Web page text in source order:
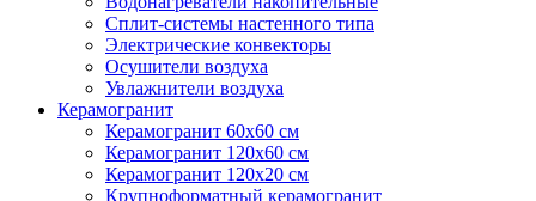
Сплит-системы настенного типа
Электрические конвекторы
Осушители воздуха
Увлажнители воздуха
Керамогранит
Керамогранит 60х60 см
Керамогранит 120х60 см
Керамогранит 120х20 см
Крупноформатный керамогранит